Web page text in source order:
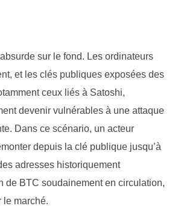
absurde sur le fond. Les ordinateurs
et les clés publiques exposées des
ceux liés à Satoshi,
devenir vulnérables à une attaque
Dans ce scénario, un acteur
depuis la clé publique jusqu’à
adresses historiquement
de BTC soudainement en circulation,
le marché.